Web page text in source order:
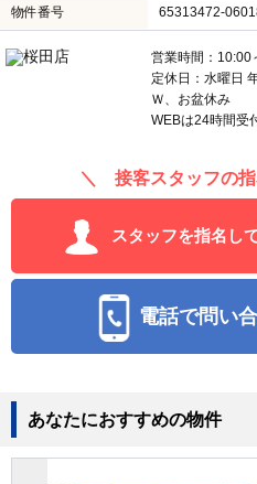
物件番号 65313472-
営業時間：
定休日：水曜日
Ｗ、お盆休み
WEBは24時間受
＼ 接客スタッフの
スタッフを指名し
電話で問い
あなたにおすすめの物件